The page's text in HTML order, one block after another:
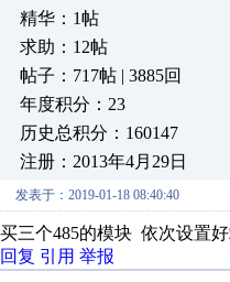
精华：1帖
求助：12帖
帖子：717帖 | 3885回
年度积分：23
历史总积分：160147
注册：2013年4月29日
发表于：2019-01-18 08:40:40
买三个485的模块 依次设置
回复 引用 举报